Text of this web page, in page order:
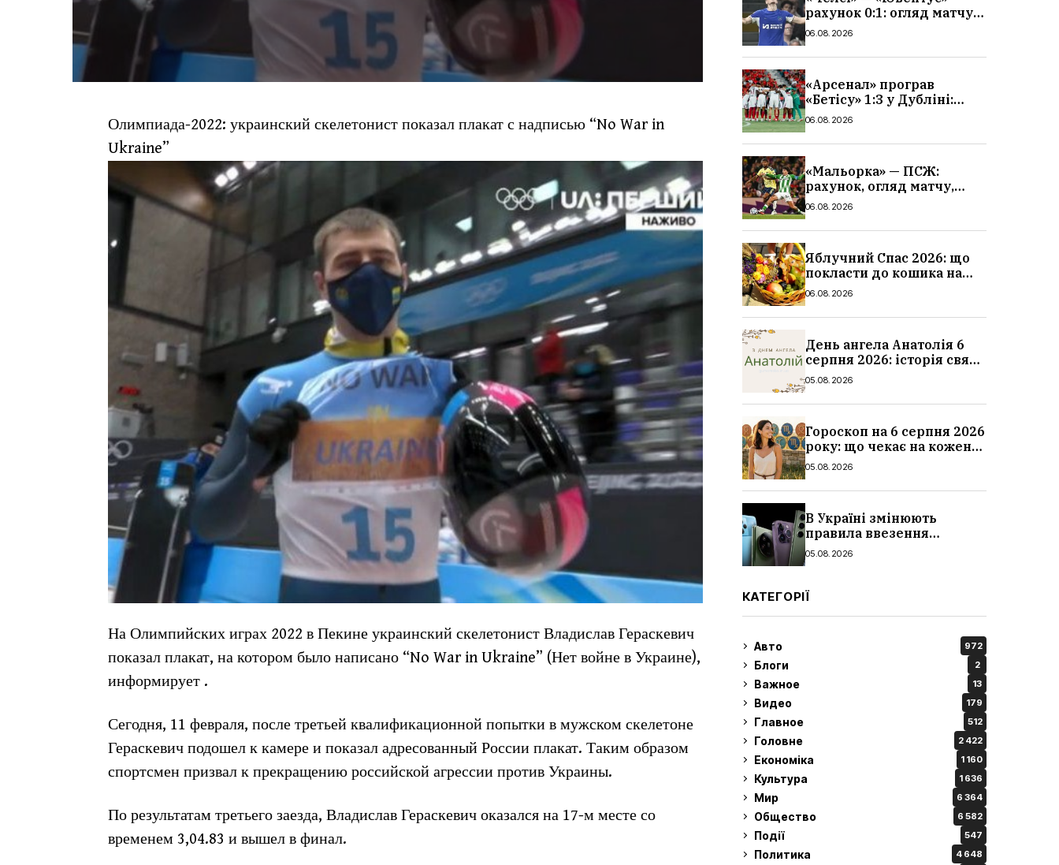
Олимпиада-2022: украинский скелетонист показал плакат с надписью “No War in
Ukraine”
На Олимпийских играх 2022 в Пекине украинский скелетонист Владислав Гераскевич
показал плакат, на котором было написано “No War in Ukraine” (Нет войне в Украине),
информирует .
Сегодня, 11 февраля, после третьей квалификационной попытки в мужском скелетоне
Гераскевич подошел к камере и показал адресованный России плакат. Таким образом
спортсмен призвал к прекращению российской агрессии против Украины.
По результатам третьего заезда, Владислав Гераскевич оказался на 17-м месте со
временем 3,04.83 и вышел в финал.
рахунок 0:1: огляд матчу
та вихід Мудрика
06.08.2026
«Арсенал» програв
«Бетісу» 1:3 у Дубліні:
огляд матчу та всі голи
06.08.2026
«Мальорка» — ПСЖ:
рахунок, огляд матчу,
голи та склад парижан
06.08.2026
Яблучний Спас 2026: що
покласти до кошика на
освячення, які фрукти,
06.08.2026
День ангела Анатолія 6
серпня 2026: історія свята,
значення імені,
прозі
05.08.2026
Гороскоп на 6 серпня 2026
року: що чекає на кожен
знак зодіаку
05.08.2026
В Україні змінюють
правила ввезення
смартфонів: що буде з
05.08.2026
КАТЕГОРІЇ
Авто 972
Блоги 2
Важное 13
Видео 179
Главное 512
Головне 2 422
Економіка 1 160
Культура 1 636
Мир 6 364
Общество 6 582
Події 547
Политика 4 648